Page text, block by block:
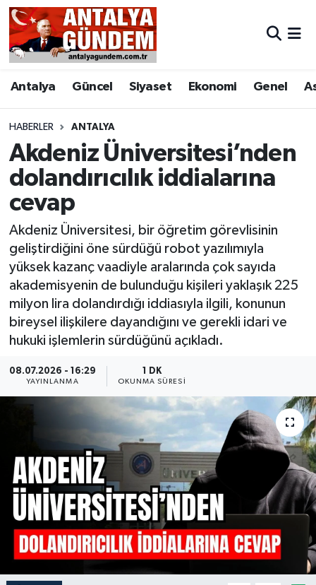
Antalya Güncel Siyaset Ekonomi Genel
HABERLER ANTALYA
Akdeniz Üniversitesi’nden
dolandırıcılık iddialarına
cevap
Akdeniz Üniversitesi, bir öğretim görevlisinin
geliştirdiğini öne sürdüğü robot yazılımıyla
yüksek kazanç vaadiyle aralarında çok sayıda
akademisyenin de bulunduğu kişileri yaklaşık 225
milyon lira dolandırdığı iddiasıyla ilgili, konunun
bireysel ilişkilere dayandığını ve gerekli idari ve
hukuki işlemlerin sürdüğünü açıkladı.
08.07.2026 - 16:29
YAYINLANMA
1 DK
OKUNMA SÜRESI
Antalya
Asayiş
Bilim & Teknoloji
Bölge
EĞİTİM
Ekonomi
Genel
Görüntülü Haber
Güncel
Kültür & Sanat
Magazin
Resmi İlan
Sağlık & Yaşam
Siyaset
Spor
Antalya Nöbetçi Eczaneler
Antalya Hava Durumu
Antalya Namaz Vakitleri
Antalya Trafik Yoğunluk Haritası
Süper Lig Puan Durumu ve Fikstür
Tüm Manşetler
Son Dakika Haberleri
Haber Arşivi